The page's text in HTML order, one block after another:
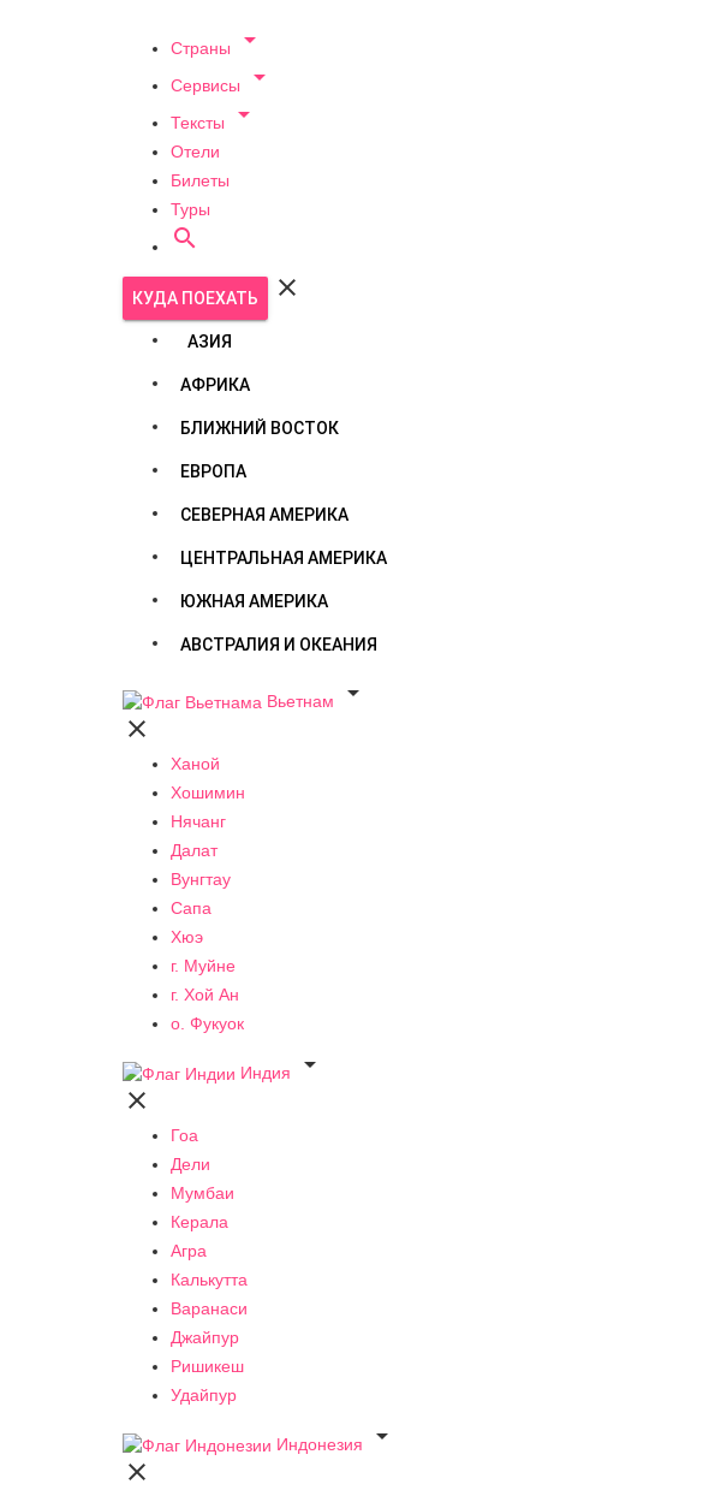
Страны 
Сервисы 
Тексты 
Отели
Билеты
Туры

КУДА ПОЕХАТЬ 
АЗИЯ
АФРИКА
БЛИЖНИЙ ВОСТОК
ЕВРОПА
СЕВЕРНАЯ АМЕРИКА
ЦЕНТРАЛЬНАЯ АМЕРИКА
ЮЖНАЯ АМЕРИКА
АВСТРАЛИЯ И ОКЕАНИЯ
Вьетнам


Ханой
Хошимин
Нячанг
Далат
Вунгтау
Сапа
Хюэ
г. Муйне
г. Хой Ан
о. Фукуок
Индия


Гоа
Дели
Мумбаи
Керала
Агра
Калькутта
Варанаси
Джайпур
Ришикеш
Удайпур
Индонезия

